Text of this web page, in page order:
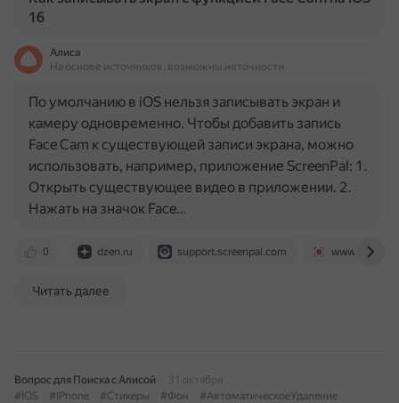
16
Алиса
На основе источников, возможны неточности
0 dzen.ru support.screenpal.com
По умолчанию в iOS нельзя записывать экран и
камеру одновременно. Чтобы добавить запись
Face Cam к существующей записи экрана, можно
использовать, например, приложение ScreenPal: 1.
Открыть существующее видео в приложении. 2.
Нажать на значок Face…
Читать далее
Вопрос для Поиска с Алисой
31 октября
#IOS
#IPhone #Стикеры #Фон
#АвтоматическоеУдаление